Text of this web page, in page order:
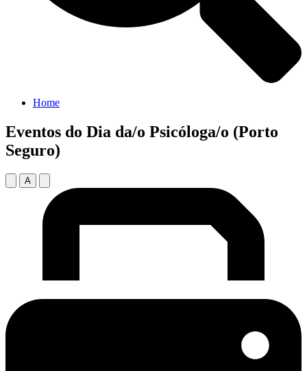
Home
Eventos do Dia da/o Psicóloga/o (Porto
Seguro)
A